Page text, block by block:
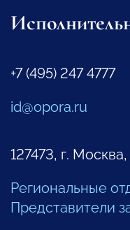
+7 (495) 247 4777
id@opora.ru
127473, г.
Региональные
Представители